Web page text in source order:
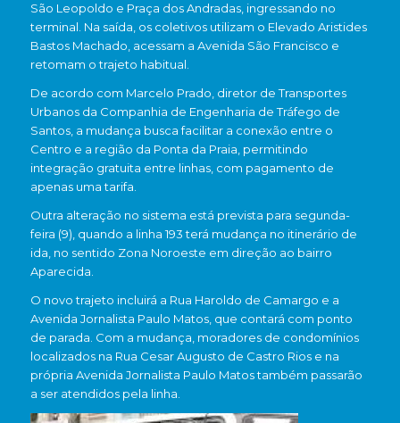
São Leopoldo e Praça dos Andradas, ingressando no
terminal. Na saída, os coletivos utilizam o Elevado Aristides
Bastos Machado, acessam a Avenida São Francisco e
retomam o trajeto habitual.
De acordo com Marcelo Prado, diretor de Transportes
Urbanos da Companhia de Engenharia de Tráfego de
Santos, a mudança busca facilitar a conexão entre o
Centro e a região da Ponta da Praia, permitindo
integração gratuita entre linhas, com pagamento de
apenas uma tarifa.
Outra alteração no sistema está prevista para segunda-
feira (9), quando a linha 193 terá mudança no itinerário de
ida, no sentido Zona Noroeste em direção ao bairro
Aparecida.
O novo trajeto incluirá a Rua Haroldo de Camargo e a
Avenida Jornalista Paulo Matos, que contará com ponto
de parada. Com a mudança, moradores de condomínios
localizados na Rua Cesar Augusto de Castro Rios e na
própria Avenida Jornalista Paulo Matos também passarão
a ser atendidos pela linha.